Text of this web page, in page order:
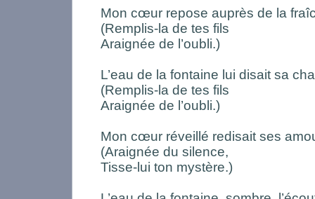
Mon cœur repose auprès de la
(Remplis-la de tes fils
Araignée de l’oubli.)
L’eau de la fontaine lui disait sa
(Remplis-la de tes fils
Araignée de l’oubli.)
Mon cœur réveillé redisait ses
(Araignée du silence,
Tisse-lui ton mystère.)